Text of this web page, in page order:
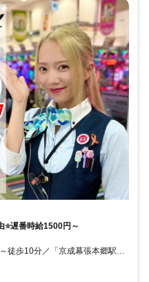
⭐遅番時給1500円～
徒歩10分／「京成幕張本郷駅」